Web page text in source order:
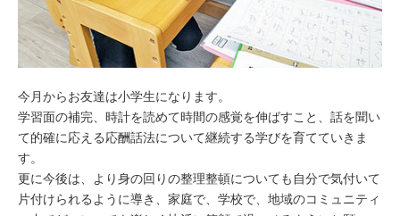
今月からお友達は小学生になります。
学習面の補完、時計を読めて時間の感覚を伸ばすこと、話を聞い
て的確に応える応酬話法について継続する学びを育てていきま
す。
更に今後は、より身の回りの整理整頓についても自分で気付いて
片付けられるように導き、家庭で、学校で、地域のコミュニティ